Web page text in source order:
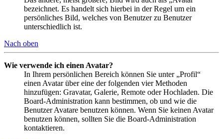
bezeichnet. Es handelt sich hierbei in der Regel um ein
persönliches Bild, welches von Benutzer zu Benutzer
unterschiedlich ist.
Nach oben
Wie verwende ich einen Avatar?
In Ihrem persönlichen Bereich können Sie unter „Profil“
einen Avatar über eine der folgenden vier Methoden
hinzufügen: Gravatar, Galerie, Remote oder Hochladen. Die
Board-Administration kann bestimmen, ob und wie die
Benutzer Avatare benutzen können. Wenn Sie keinen Avatar
benutzen können, sollten Sie die Board-Administration
kontaktieren.